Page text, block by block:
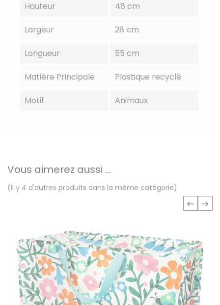
Hauteur 48 cm
Largeur 28 cm
Longueur 55 cm
Matière Principale Plastique recyclé
Motif Animaux
Vous aimerez aussi ...
(Il y 4 d'autres produits dans la même catégorie)